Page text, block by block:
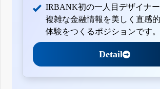
IRBANK初の一人目デザイナー
複雑な金融情報を美しく直感
体験をつくるポジションです。
Detail